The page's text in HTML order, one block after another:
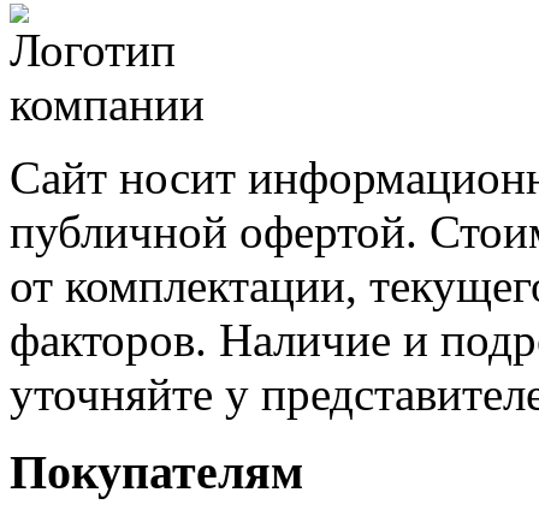
Сайт носит
публичной офертой.
от комплектации,
факторов. Наличие и
уточняйте у
Покупателям